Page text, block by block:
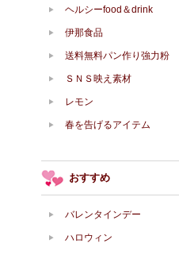
ヘルシーfood＆drink
伊那食品
送料無料パン作り強力粉
ＳＮＳ映え素材
レモン
春を告げるアイテム
おすすめ
バレンタインデー
ハロウィン